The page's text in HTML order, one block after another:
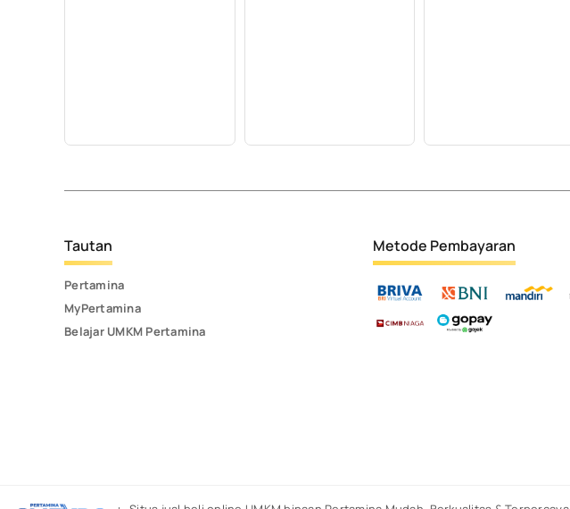
Tautan
Pertamina
MyPertamina
Belajar UMKM Pertamina
Metode Pembayaran